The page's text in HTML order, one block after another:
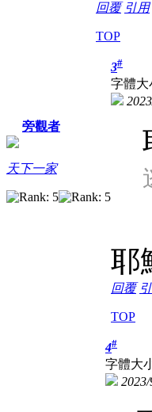
回覆 引用
TOP
旁觀者
天下一家
3#
字體大
耶
回覆
TOP
4#
字體大